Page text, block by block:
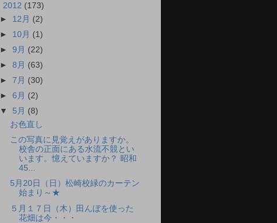
2012 (173)
► 12月 (2)
► 10月 (1)
►9月 (22)
►8月 (63)
►7月 (30)
►6月 (2)
▼ 5月 (8)
お色直し
この写真に見覚えがありますか。
校舎の正面にある水流不競とい
います。憶えていますか？ 昭和
45...
5月20日（日）松崎校緑のカーテン
始まり～★
５月１７日（木）田んぼを使った
花畑は今・・・